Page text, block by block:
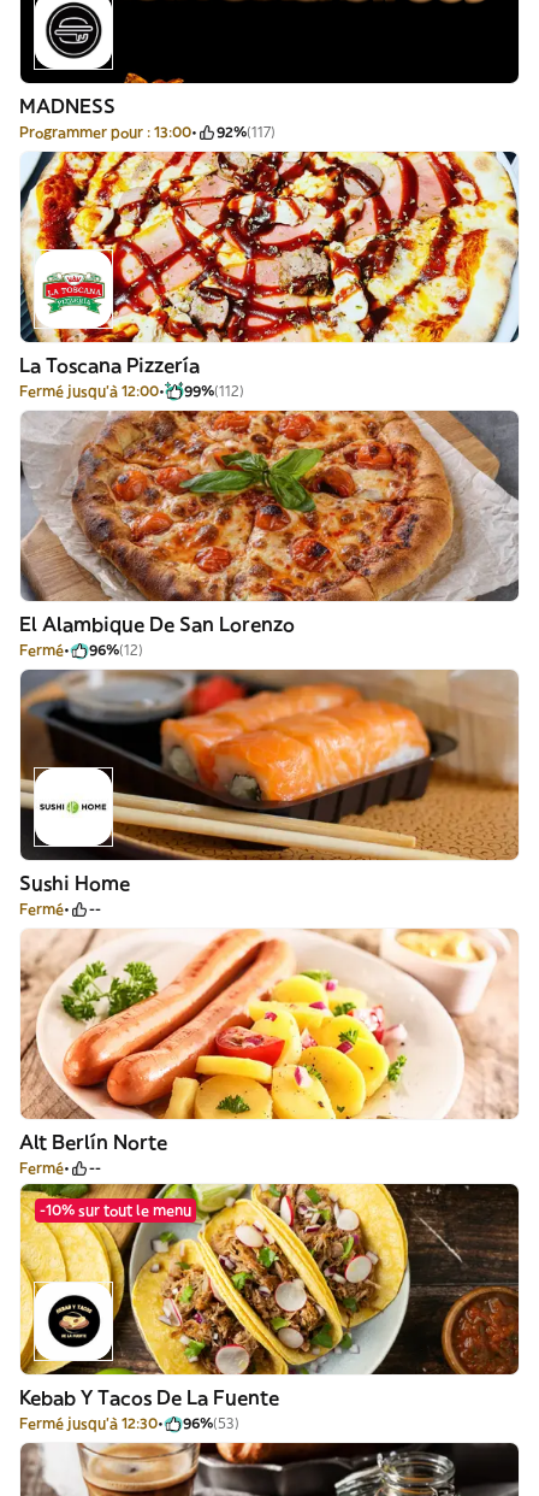
MADNESS
Programmer pour : 13:00 92%(117)
La Toscana Pizzería
Fermé jusqu'à 12:00 99%(112)
El Alambique De San Lorenzo
Fermé 96%(12)
Sushi Home
Fermé --
Alt Berlín Norte
Fermé --
-10% sur tout le menu
Kebab Y Tacos De La Fuente
Fermé jusqu'à 12:30 96%(53)